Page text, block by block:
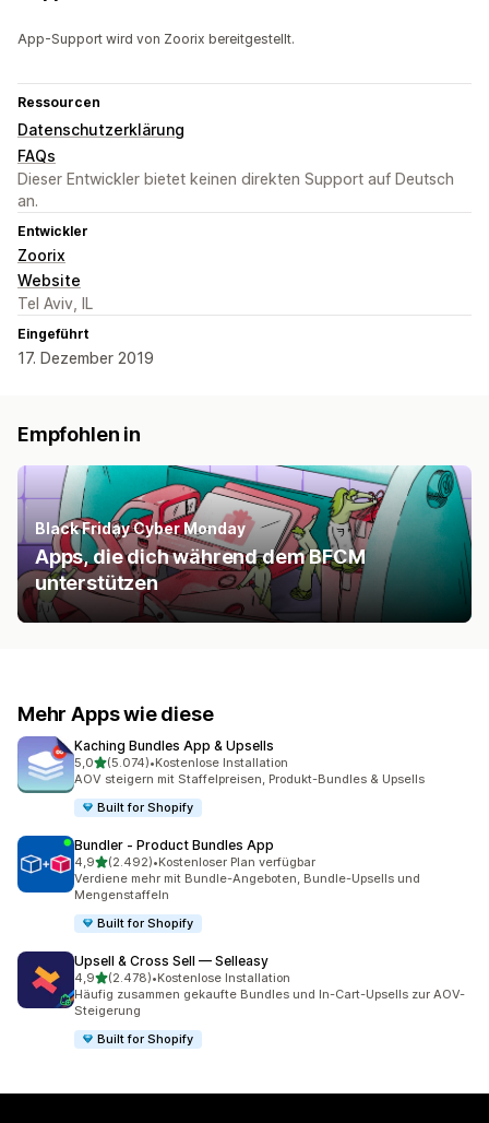
App-Support wird von Zoorix bereitgestellt.
Ressourcen
Datenschutzerklärung
FAQs
Dieser Entwickler bietet keinen direkten Support auf Deutsch
an.
Entwickler
Zoorix
Website
Tel Aviv, IL
Eingeführt
17. Dezember 2019
Empfohlen in
Black Friday Cyber Monday
Apps, die dich während dem BFCM
unterstützen
Mehr Apps wie diese
Kaching Bundles App & Upsells
5,0von 5 Sternen
(5.074)
5074 Rezensionen insgesamt
•Kostenlose Installation
AOV steigern mit Staffelpreisen, Produkt-Bundles & Upsells
Built for Shopify
Bundler ‑ Product Bundles App
4,9von 5 Sternen
(2.492)
2492 Rezensionen insgesamt
•Kostenloser Plan verfügbar
Verdiene mehr mit Bundle-Angeboten, Bundle-Upsells und
Mengenstaffeln
Built for Shopify
Upsell & Cross Sell — Selleasy
4,9von 5 Sternen
(2.478)
2478 Rezensionen insgesamt
•Kostenlose Installation
Häufig zusammen gekaufte Bundles und In-Cart-Upsells zur AOV-
Steigerung
Built for Shopify